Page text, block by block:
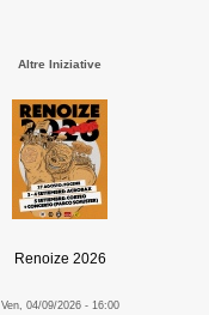
Altre Iniziative
Renoize 2026
Ven, 04/09/2026 - 16:00